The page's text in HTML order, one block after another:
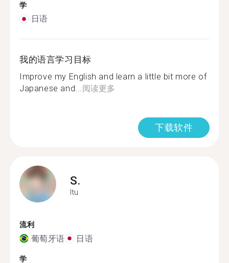
学
日语
我的语言学习目标
Improve my English and learn a little bit more of
Japanese and...阅读更多
下载软件
S.
Itu
流利
葡萄牙语 日语
学